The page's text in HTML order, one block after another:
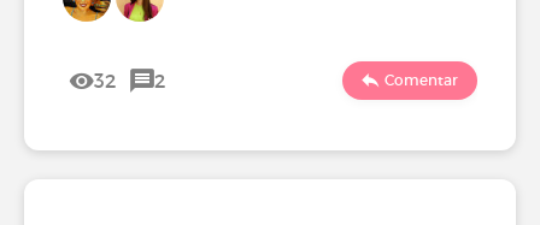
32 2 Comentar